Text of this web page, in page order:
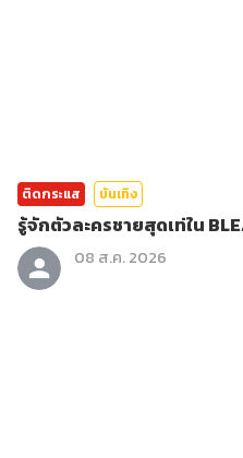
ติดกระแส บันเทิง
รู้จักตัวละครชายสุดเท่ใน
08 ส.ค. 2026